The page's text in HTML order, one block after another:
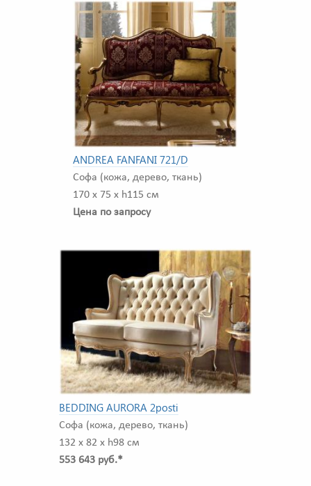
ANDREA FANFANI 721/D
Софа (кожа, дерево, ткань)
170 x 75 x h115 см
Цена по запросу
BEDDING AURORA 2posti
Софа (кожа, дерево, ткань)
132 x 82 x h98 см
553 643 руб.*